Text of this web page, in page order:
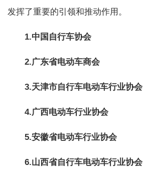
发挥了重要的引领和推动作用。
1.中国自行车协会
2.广东省电动车商会
3.天津市自行车电动车行业协会
4.广西电动车行业协会
5.安徽省电动车行业协会
6.山西省自行车电动车行业协会